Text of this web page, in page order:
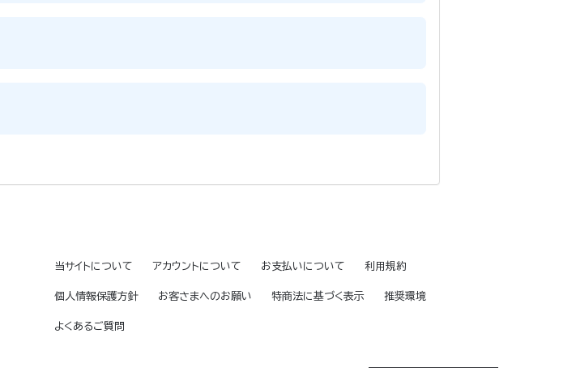
当サイトについて アカウントについて お支払いについて 利用規約
個人情報保護方針 お客さまへのお願い 特商法に基づく表示 推奨環境
よくあるご質問